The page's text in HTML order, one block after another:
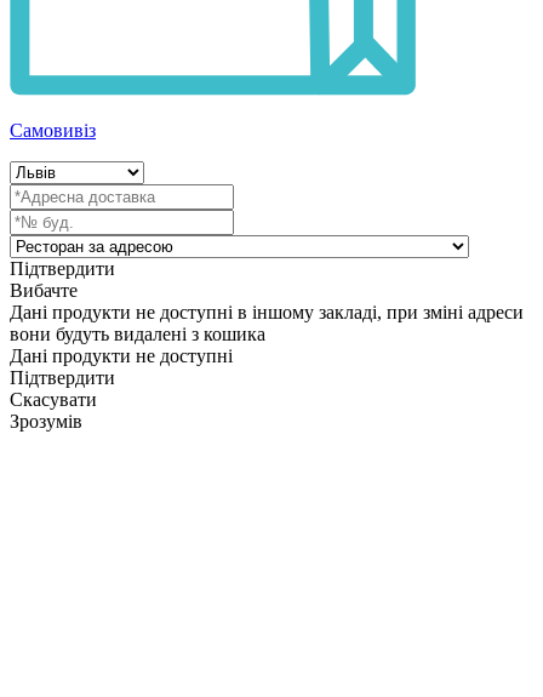
Самовивіз
Підтвердити
Вибачте
Дані продукти не доступні в іншому закладі, при зміні адреси
вони будуть видалені з кошика
Дані продукти не доступні
Підтвердити
Скасувати
Зрозумів